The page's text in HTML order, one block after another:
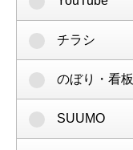
チラシ
のぼり・看板
SUUMO